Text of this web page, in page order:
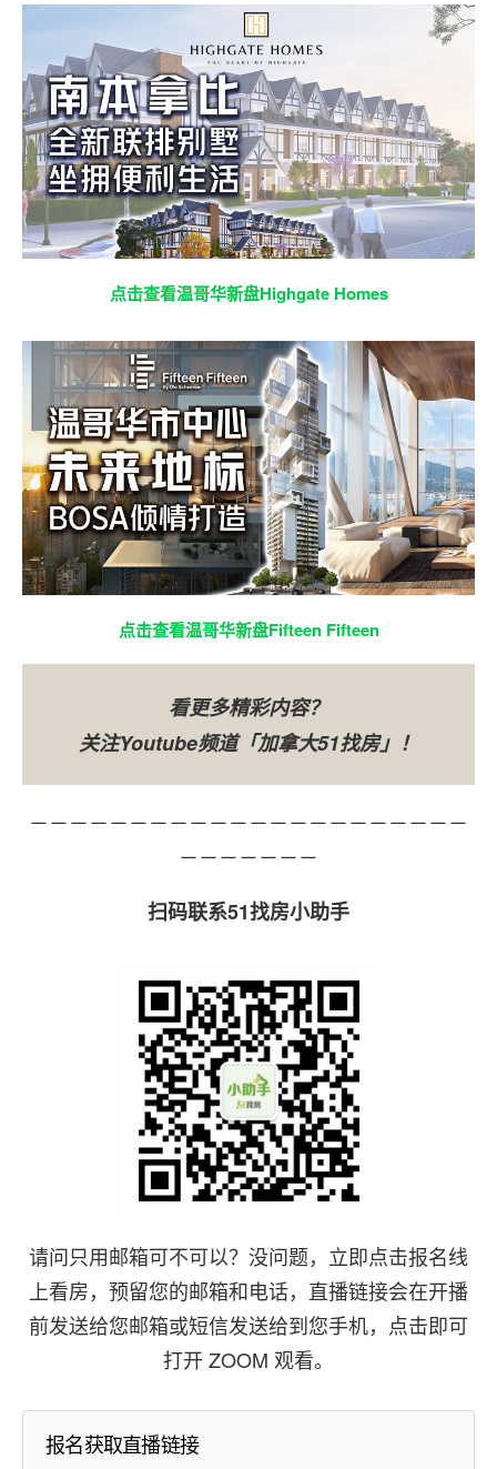
点击查看温哥华新盘Highgate Homes
点击查看温哥华新盘Fifteen Fifteen
看更多精彩内容？
关注Youtube频道「加拿大51找房」！
－－－－－－－－－－－－－－－－－－－－－－
－－－－－－－
扫码联系51找房小助手
请问只用邮箱可不可以？没问题，立即点击报名线
上看房，预留您的邮箱和电话，直播链接会在开播
前发送给您邮箱或短信发送给到您手机，点击即可
打开 ZOOM 观看。
报名获取直播链接